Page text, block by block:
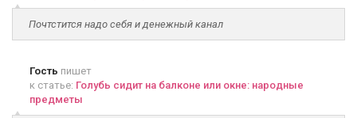
Почтстится надо себя и денежный канал
Гость пишет
к статье: Голубь сидит на балконе или окне: народные
предметы